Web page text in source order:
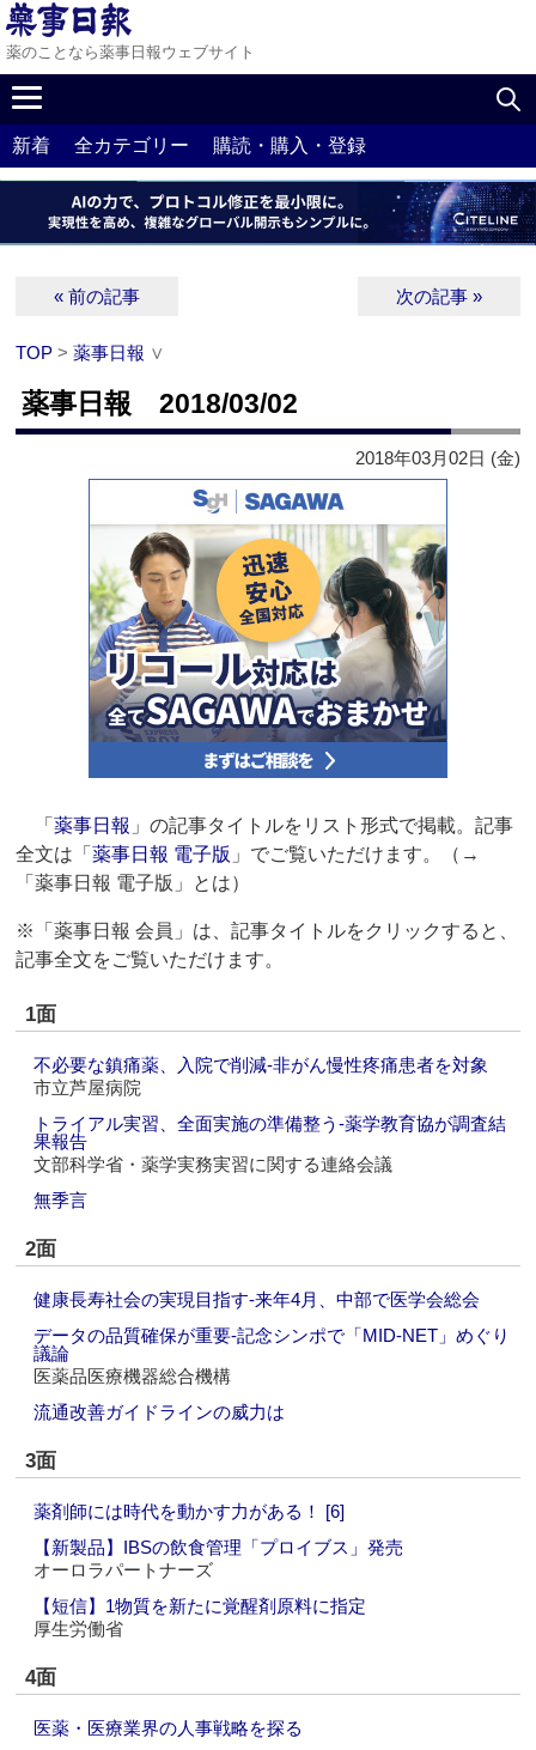
薬のことなら薬事日報ウェブサイト
新着 全カテゴリー 購読・購入・登録
« 前の記事 次の記事 »
TOP >薬事日報 ∨
薬事日報 2018/03/02
2018年03月02日 (金)
「薬事日報 」の記事タイトルをリスト形式で掲載。記事
全文は「薬事日報 電子版 」でご覧いただけます。（→
「薬事日報 電子版」とは）
※「薬事日報 会員」は、記事タイトルをクリックすると、
記事全文をご覧いただけます。
1面
不必要な鎮痛薬、入院で削減‐非がん慢性疼痛患者を対象
市立芦屋病院
トライアル実習、全面実施の準備整う‐薬学教育協が調査結
果報告
文部科学省・薬学実務実習に関する連絡会議
無季言
2面
健康長寿社会の実現目指す‐来年4月、中部で医学会総会
データの品質確保が重要‐記念シンポで「MID-NET」めぐり
議論
医薬品医療機器総合機構
流通改善ガイドラインの威力は
3面
薬剤師には時代を動かす力がある！ [6]
【新製品】IBSの飲食管理「プロイブス」発売
オーロラパートナーズ
【短信】1物質を新たに覚醒剤原料に指定
厚生労働省
4面
医薬・医療業界の人事戦略を探る